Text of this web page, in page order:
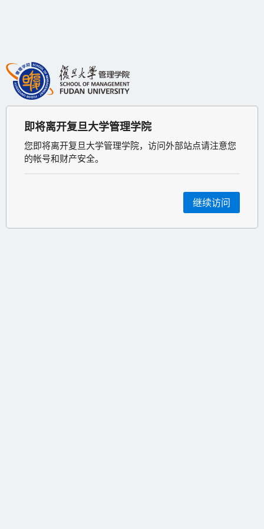
即将离开复旦大学管理学院
您即将离开复旦大学管理学院，访问外部站点请注意您
的帐号和财产安全。
继续访问